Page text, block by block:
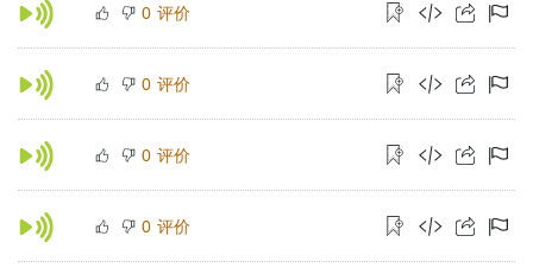
0 评价
0 评价
0 评价
0 评价